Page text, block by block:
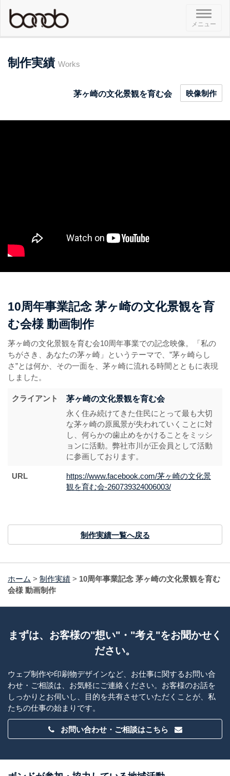
メ
ニ
ュ
メニュー
制作実績 Works
茅ヶ崎の文化景観を育む会 映像制作
10周年事業記念 茅ヶ崎の文化景観を育
む会様 動画制作
茅ヶ崎の文化景観を育む会10周年事業での記念映像。「私の
ちがさき、あなたの茅ヶ崎」というテーマで、”茅ヶ崎らし
さ”とは何か、その一面を、茅ヶ崎に流れる時間とともに表現
しました。
クライアント
茅ヶ崎の文化景観を育む会
永く住み続けてきた住民にとって最も大切
な茅ヶ崎の原風景が失われていくことに対
し、何らかの歯止めをかけることをミッシ
ョンに活動。弊社市川が正会員として活動
に参画しております。
URL
https://www.facebook.com/茅ヶ崎の文化景
観を育む会-260739324006003/
制作実績一覧へ戻る
ホーム > 制作実績 > 10周年事業記念 茅ヶ崎の文化景観を育む
会様 動画制作
まずは、お客様の"想い"・"考え"をお聞かせく
ださい。
ウェブ制作や印刷物デザインなど、お仕事に関するお問い合
わせ・ご相談は、お気軽にご連絡ください。お客様のお話を
しっかりとお伺いし、目的を共有させていただくことが、私
たちの仕事の始まりです。
お問い合わせ・ご相談はこちら